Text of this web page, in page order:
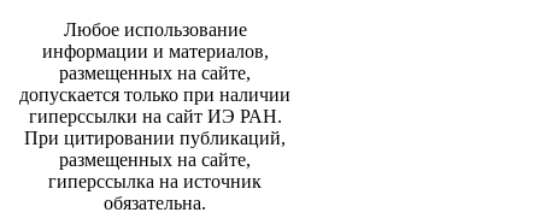
Любое использование
информации и материалов,
размещенных на сайте,
допускается только при наличии
гиперссылки на сайт ИЭ РАН.
При цитировании публикаций,
размещенных на сайте,
гиперссылка на источник
обязательна.